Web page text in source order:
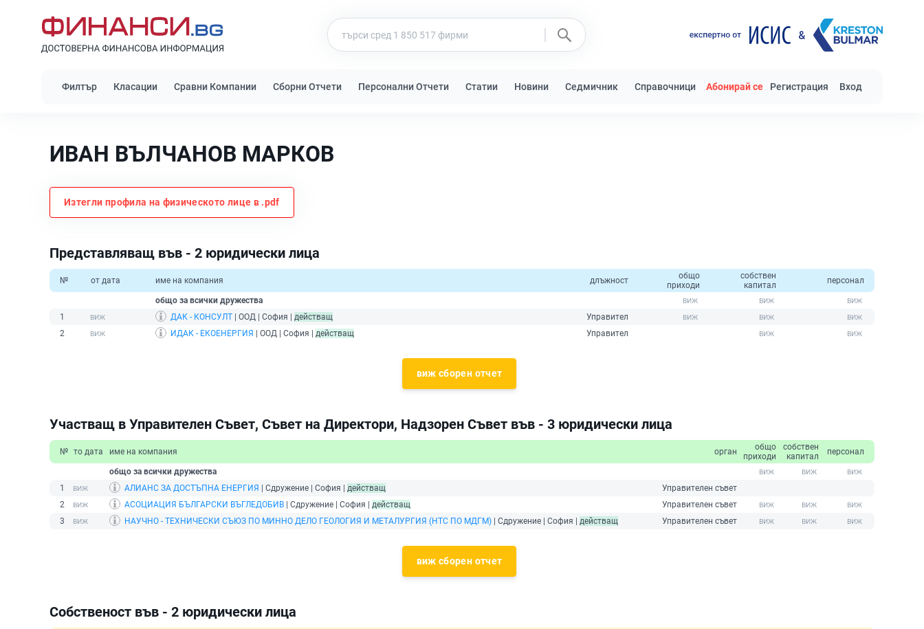
Филтър Класации Сравни Компании Сборни Отчети Персонални Отчети Статии Новини Седмичник Справочници Абонирай се Регистрация Вход
ИВАН ВЪЛЧАНОВ МАРКОВ
Изтегли профила на физическото лице в .pdf
Представляващ във - 2 юридически лица
№ от дата име на компания длъжност
общо
приходи
собствен
капитал
персонал
общо за всички дружества
1
ДАК - КОНСУЛТ | ООД | София | действащ
Управител
2
ИДАК - ЕКОЕНЕРГИЯ | ООД | София | действащ Управител
виж сборен отчет
Участващ в Управителен Съвет, Съвет на Директори, Надзорен Съвет във - 3 юридически лица
№ то дата име на компания орган
общо
приходи
собствен
капитал
персонал
общо за всички дружества
1
АЛИАНС ЗА ДОСТЪПНА ЕНЕРГИЯ | Сдружение | София | действащ
Управителен съвет
2
АСОЦИАЦИЯ БЪЛГАРСКИ ВЪГЛЕДОБИВ | Сдружение | София | действащ
Управителен съвет
3
НАУЧНО - ТЕХНИЧЕСКИ СЪЮЗ ПО МИННО ДЕЛО ГЕОЛОГИЯ И МЕТАЛУРГИЯ (НТС ПО МДГМ) | Сдружение | София | действащ Управителен съвет
виж сборен отчет
Собственост във - 2 юридически лица